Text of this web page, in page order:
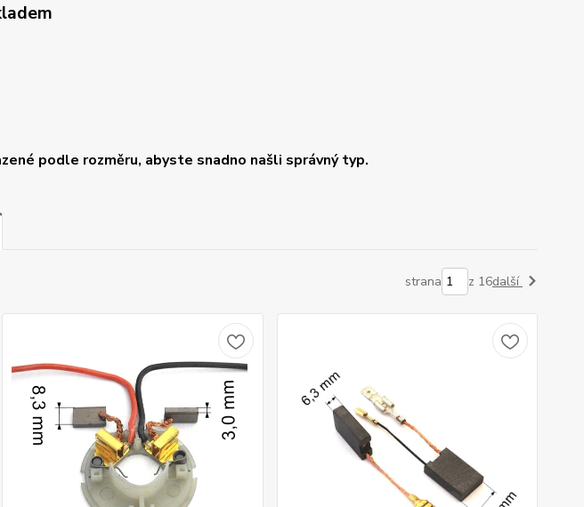
podle rozměru, abyste snadno našli správný typ.
strana z 16další